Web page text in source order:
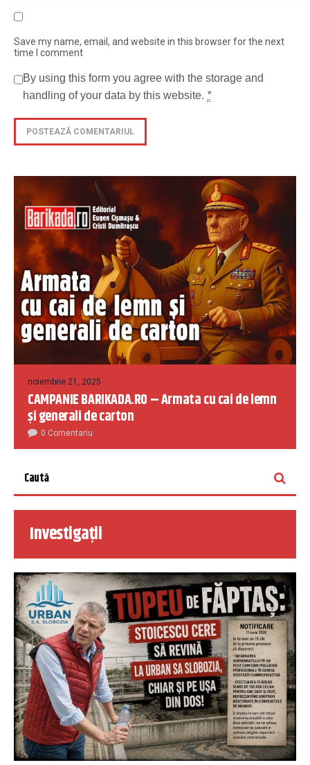
Save my name, email, and website in this browser for the next
time I comment
By using this form you agree with the storage and
handling of your data by this website. *
noiembrie 21, 2025
CAMPANIE BARIKADA.RO – Armata cu cai de lemn
și generali de carton
0 Comentariu
Investigații